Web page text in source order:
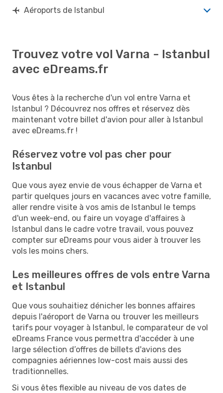
Aéroports de Istanbul
Trouvez votre vol Varna - Istanbul
avec eDreams.fr
Vous êtes à la recherche d'un vol entre Varna et
Istanbul ? Découvrez nos offres et réservez dès
maintenant votre billet d'avion pour aller à Istanbul
avec eDreams.fr !
Réservez votre vol pas cher pour
Istanbul
Que vous ayez envie de vous échapper de Varna et
partir quelques jours en vacances avec votre famille,
aller rendre visite à vos amis de Istanbul le temps
d'un week-end, ou faire un voyage d'affaires à
Istanbul dans le cadre votre travail, vous pouvez
compter sur eDreams pour vous aider à trouver les
vols les moins chers.
Les meilleures offres de vols entre Varna
et Istanbul
Que vous souhaitiez dénicher les bonnes affaires
depuis l'aéroport de Varna ou trouver les meilleurs
tarifs pour voyager à Istanbul, le comparateur de vol
eDreams France vous permettra d'accéder à une
large sélection d’offres de billets d'avions des
compagnies aériennes low-cost mais aussi des
traditionnelles.
Si vous êtes flexible au niveau de vos dates de